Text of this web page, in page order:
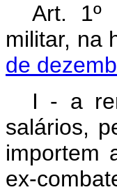
Art. 1º
militar, na
de
I - a
salários,
importem
ex-